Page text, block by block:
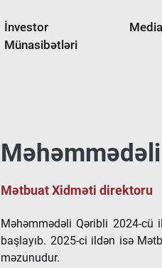
İnvestor
Münasibətləri
Media
Mətbuat Xidməti direktoru
Məhəmmədəli Qəribli 2024-cü
başlayıb. 2025-ci ildən isə
məzunudur.